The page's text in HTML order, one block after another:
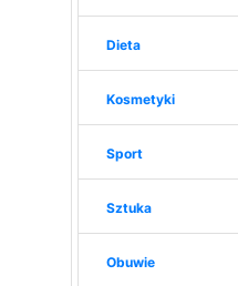
Dieta
Kosmetyki
Sport
Sztuka
Obuwie